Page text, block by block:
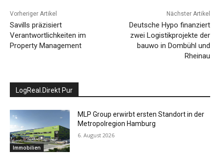
Vorheriger Artikel
Savills präzisiert
Verantwortlichkeiten im
Property Management
Nächster Artikel
Deutsche Hypo finanziert
zwei Logistikprojekte der
bauwo in Dombühl und
Rheinau
LogReal.Direkt Pur
Immobilien
MLP Group erwirbt ersten Standort in der
Metropolregion Hamburg
6. August 2026